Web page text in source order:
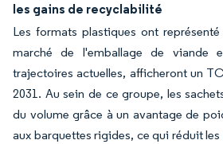
les gains de recyclabilité
Les formats plastiques ont
marché de l'emballage de viande
trajectoires actuelles, afficheront un
2031. Au sein de ce groupe, les
du volume grâce à un avantage de
aux barquettes rigides, ce qui réduit